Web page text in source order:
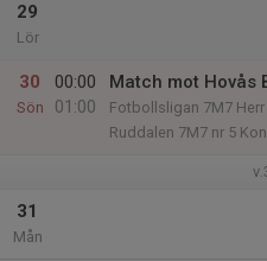
29
Lör
30
Sön
00:00
01:00
Match mot Hovås
Fotbollsligan 7M7
Ruddalen 7M7 nr 5
31
Mån